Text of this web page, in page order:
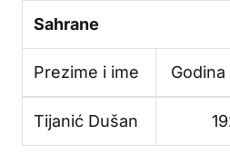
Sahrane
Prezime i ime
Tijanić Dušan